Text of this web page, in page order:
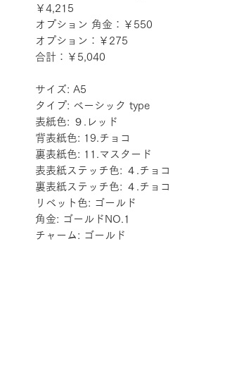
￥4,215
オプション 角金：￥550
オプション：￥275
合計：￥5,040
サイズ: A5
タイプ: ベーシック type
表紙色: ９.レッド
背表紙色: 19.チョコ
裏表紙色: 11.マスタード
表表紙ステッチ色: ４.チョコ
裏表紙ステッチ色: ４.チョコ
リベット色: ゴールド
角金: ゴールドNO.1
チャーム: ゴールド